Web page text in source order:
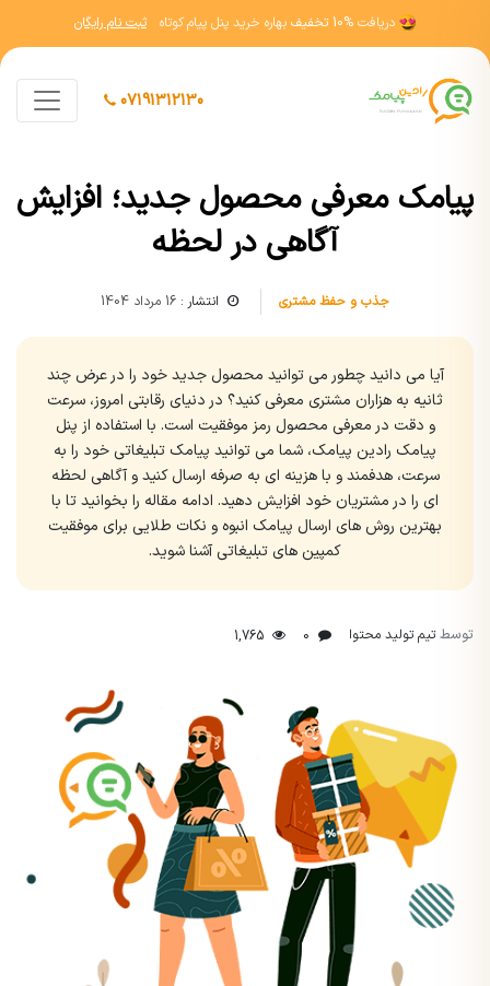
دریافت 10% تخفیف بهاره خرید پنل پیام کوتاه ثبت نام رایگان
07191312130
پیامک معرفی محصول جدید؛ افزایش
آگاهی در لحظه
جذب و حفظ مشتری انتشار : 16 مرداد 1404
آیا می دانید چطور می توانید محصول جدید خود را در عرض چند
ثانیه به هزاران مشتری معرفی کنید؟ در دنیای رقابتی امروز، سرعت
و دقت در معرفی محصول رمز موفقیت است. با استفاده از پنل
پیامک رادین پیامک، شما می توانید پیامک تبلیغاتی خود را به
سرعت، هدفمند و با هزینه ای به صرفه ارسال کنید و آگاهی لحظه
ای را در مشتریان خود افزایش دهید. ادامه مقاله را بخوانید تا با
بهترین روش های ارسال پیامک انبوه و نکات طلایی برای موفقیت
کمپین های تبلیغاتی آشنا شوید.
توسطتیم تولید محتوا 0
1,765